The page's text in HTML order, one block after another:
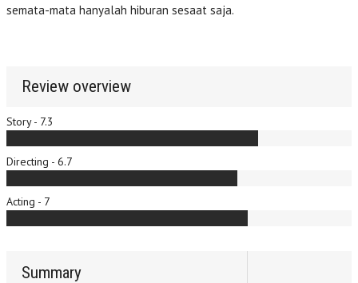
semata-mata hanyalah hiburan sesaat saja.
Review overview
Story - 7.3
Directing - 6.7
Acting - 7
Summary